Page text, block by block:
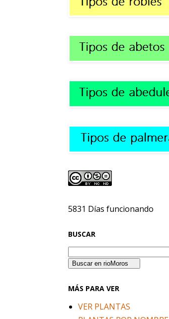
5831 Días funcionando
BUSCAR
MÁS PARA VER
VER PLANTAS